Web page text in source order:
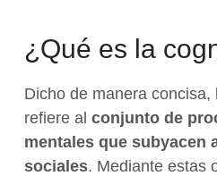
¿Qué es la
Dicho de manera
refiere al conjunto de
mentales que subyacen
sociales. Mediante estas